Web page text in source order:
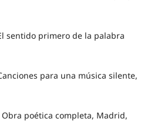
sentido primero de la palabra
para una música silente,
Obra poética completa, Madrid,